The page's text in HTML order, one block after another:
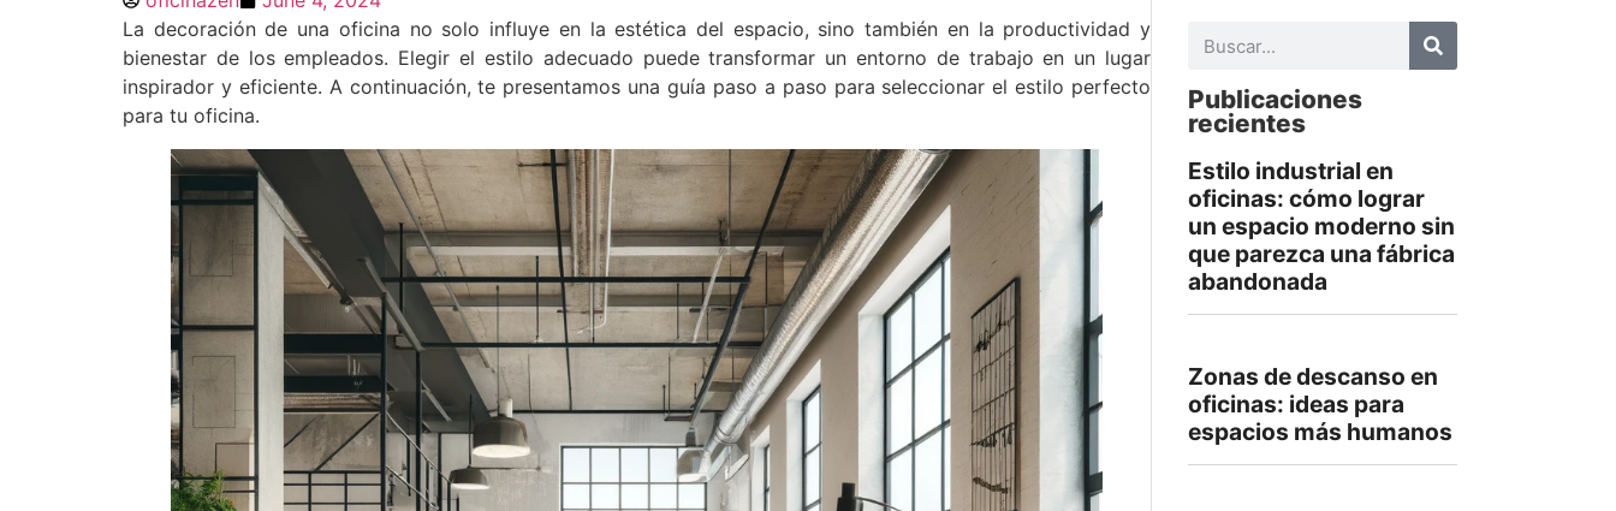
Oficina
La decoración de una oficina no solo influye en la estética del espacio, sino también en
la productividad y bienestar de los empleados. Elegir el estilo adecuado puede
transformar un entorno de trabajo en un lugar inspirador y eficiente.
La decoración de una oficina no solo influye en la estética del espacio, sino también en la productividad y
bienestar de los empleados. Elegir el estilo adecuado puede transformar un entorno de trabajo en un lugar
inspirador y eficiente. A continuación, te presentamos una guía paso a paso para seleccionar el estilo perfecto
para tu oficina.
Publicaciones
recientes
Estilo industrial en
oficinas: cómo lograr
un espacio moderno sin
que parezca una fábrica
abandonada
Zonas de descanso en
oficinas: ideas para
espacios más humanos